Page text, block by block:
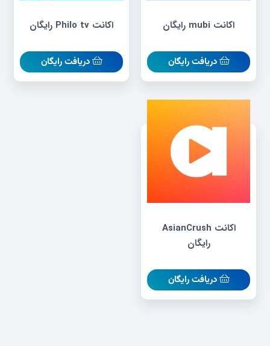
اکانت mubi رایگان
دریافت رایگان
اکانت Philo tv رایگان
دریافت رایگان
اکانت AsianCrush
رایگان
دریافت رایگان